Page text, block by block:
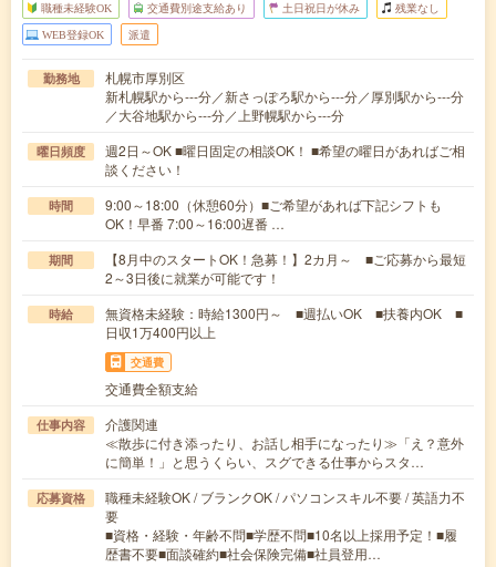
職種未経験OK 交通費別途支給あり 土日祝日が休み 残業なし
WEB登録OK 派遣
勤務地
札幌市厚別区
新札幌駅から---分／新さっぽろ駅から---分／厚別駅から---分
／大谷地駅から---分／上野幌駅から---分
曜日頻度
週2日～OK ■曜日固定の相談OK！ ■希望の曜日があればご相
談ください！
時間
9:00～18:00（休憩60分）■ご希望があれば下記シフトも
OK！早番 7:00～16:00遅番 …
期間
【8月中のスタートOK！急募！】2カ月～ ■ご応募から最短
2～3日後に就業が可能です！
時給
無資格未経験：時給1300円～ ■週払いOK ■扶養内OK ■
日収1万400円以上
交通費
交通費全額支給
仕事内容
介護関連
≪散歩に付き添ったり、お話し相手になったり≫「え？意外
に簡単！」と思うくらい、スグできる仕事からスタ…
応募資格
職種未経験OK / ブランクOK / パソコンスキル不要 / 英語力不
要
■資格・経験・年齢不問■学歴不問■10名以上採用予定！■履
歴書不要■面談確約■社会保険完備■社員登用…